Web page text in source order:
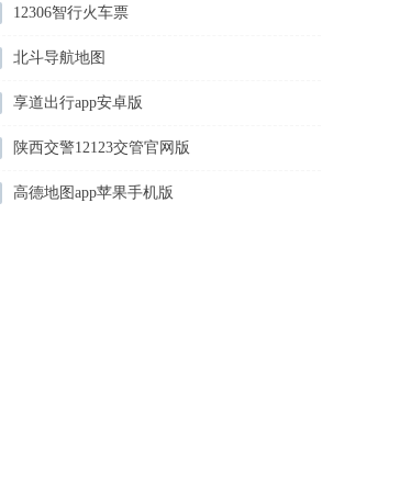
12306智行火车票
北斗导航地图
享道出行app安卓版
陕西交警12123交管官网版
高德地图app苹果手机版